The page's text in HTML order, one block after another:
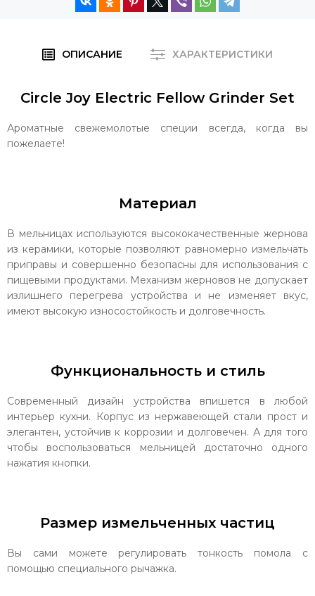
ОПИСАНИЕ ХАРАКТЕРИСТИКИ
Circle Joy Electric Fellow Grinder Set
Ароматные свежемолотые специи всегда, когда вы
пожелаете!
Материал
В мельницах используются высококачественные жернова
из керамики, которые позволяют равномерно измельчать
приправы и совершенно безопасны для использования с
пищевыми продуктами. Механизм жерновов не допускает
излишнего перегрева устройства и не изменяет вкус,
имеют высокую износостойкость и долговечность.
Функциональность и стиль
Современный дизайн устройства впишется в любой
интерьер кухни. Корпус из нержавеющей стали прост и
элегантен, устойчив к коррозии и долговечен. А для того
чтобы воспользоваться мельницей достаточно одного
нажатия кнопки.
Размер измельченных частиц
Вы сами можете регулировать тонкость помола с
помощью специального рычажка.